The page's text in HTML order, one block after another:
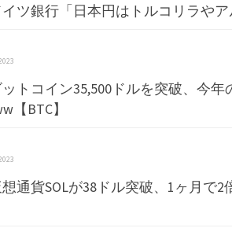
イツ銀行「日本円はトルコリラや
ットコイン35,500ドルを突破、今
【BTC】
想通貨SOLが38ドル突破、1ヶ月で